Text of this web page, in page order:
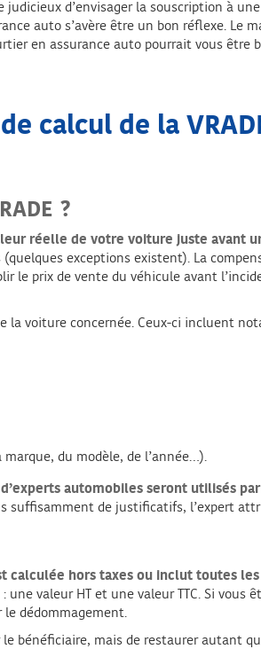
judicieux d’envisager la souscription à
auto s’avère être un bon réflexe. Le
en assurance auto pourrait vous être
calcul de la
?
réelle de votre voiture juste avant
exceptions existent). La
le prix de vente du véhicule avant
la voiture concernée. Ceux-ci incluent
du modèle, de l’année…).
automobiles seront utilisés
suffisamment de justificatifs, l’expert
calculée hors taxes ou inclut toutes les
valeur HT et une valeur TTC. Si vous
le dédommagement.
bénéficiaire, mais de restaurer autant